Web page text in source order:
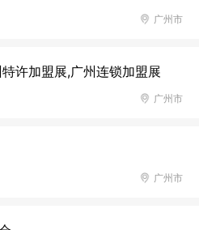
广州市
许加盟展,广州连锁加盟展
广州市
广州市